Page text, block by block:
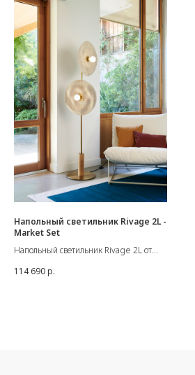
Напольный светильник Rivage 2L -
Market Set
Напольный светильник Rivage 2L от
Размер: Д 50 см, В 185 см
114 690р.